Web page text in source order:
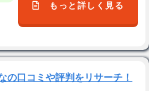
もっと詳しく見る
の口コミや評判をリサーチ！